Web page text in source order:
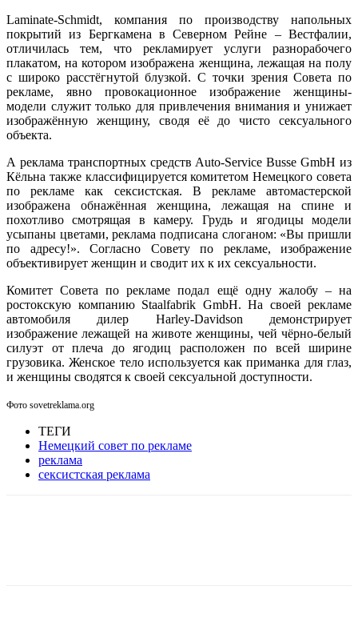
Laminate-Schmidt, компания по производству напольных
покрытий из Бергкамена в Северном Рейне – Вестфалии,
отличилась тем, что рекламирует услуги разнорабочего
плакатом, на котором изображена женщина, лежащая на полу
с широко расстёгнутой блузкой. С точки зрения Совета по
рекламе, явно провокационное изображение женщины-
модели служит только для привлечения внимания и унижает
изображённую женщину, сводя её до чисто сексуального
объекта.
А реклама транспортных средств Auto-Service Busse GmbH из
Кёльна также классифицируется комитетом Немецкого совета
по рекламе как сексистская. В рекламе автомастерской
изображена обнажённая женщина, лежащая на спине и
похотливо смотрящая в камеру. Грудь и ягодицы модели
усыпаны цветами, реклама подписана слоганом: «Вы пришли
по адресу!». Согласно Совету по рекламе, изображение
объективирует женщин и сводит их к их сексуальности.
Комитет Совета по рекламе подал ещё одну жалобу – на
ростокскую компанию Staalfabrik GmbH. На своей рекламе
автомобиля дилер Harley-Davidson демонстрирует
изображение лежащей на животе женщины, чей чёрно-белый
силуэт от плеча до ягодиц расположен по всей ширине
грузовика. Женское тело используется как приманка для глаз,
и женщины сводятся к своей сексуальной доступности.
Фото sovetreklama.org
ТЕГИ
Немецкий совет по рекламе
реклама
сексистская реклама